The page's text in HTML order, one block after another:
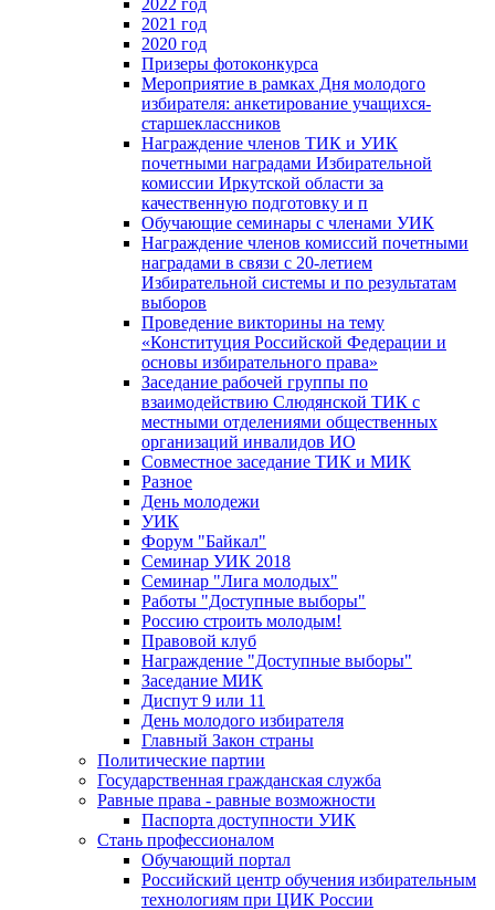
2022 год
2021 год
2020 год
Призеры фотоконкурса
Мероприятие в рамках Дня молодого
избирателя: анкетирование учащихся-
старшеклассников
Награждение членов ТИК и УИК
почетными наградами Избирательной
комиссии Иркутской области за
качественную подготовку и п
Обучающие семинары с членами УИК
Награждение членов комиссий почетными
наградами в связи с 20-летием
Избирательной системы и по результатам
выборов
Проведение викторины на тему
«Конституция Российской Федерации и
основы избирательного права»
Заседание рабочей группы по
взаимодействию Слюдянской ТИК с
местными отделениями общественных
организаций инвалидов ИО
Совместное заседание ТИК и МИК
Разное
День молодежи
УИК
Форум "Байкал"
Семинар УИК 2018
Семинар "Лига молодых"
Работы "Доступные выборы"
Россию строить молодым!
Правовой клуб
Награждение "Доступные выборы"
Заседание МИК
Диспут 9 или 11
День молодого избирателя
Главный Закон страны
Политические партии
Государственная гражданская служба
Равные права - равные возможности
Паспорта доступности УИК
Стань профессионалом
Обучающий портал
Российский центр обучения избирательным
технологиям при ЦИК России